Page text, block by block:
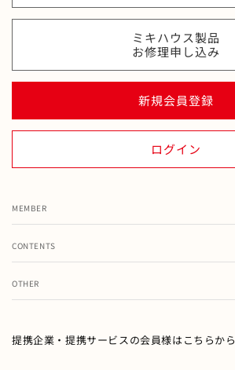
ミキハウス製品
お修理申し込み
新規会員登録
ログイン
MEMBER
注文履歴
メールマガジン
CONTENTS
て
OTHER
ご利用ガイド
提携企業・提携サービスの会員様はこちらから